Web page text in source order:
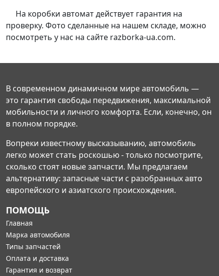
На коробки автомат действует гарантия на
проверку. Фото сделанные на нашем складе, можно
посмотреть у нас на сайте razborka-ua.com.
В современном динамичном мире автомобиль —
это гарантия свободы передвижения, максимальной
мобильности и личного комфорта. Если, конечно, он
в полном порядке.
Вопреки известному высказыванию, автомобиль
легко может стать роскошью - только посмотрите,
сколько стоят новые запчасти. Мы предлагаем
альтернативу: запасные части с разобранных авто
европейского и азиатского происхождения.
ПОМОЩЬ
Главная
Марка автомобиля
Типы запчастей
Оплата и доставка
Гарантия и возврат